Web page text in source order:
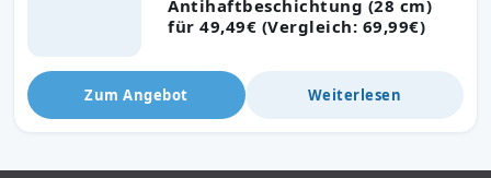
Antihaftbeschichtung (28 cm)
für 49,49€ (Vergleich: 69,99€)
Zum Angebot Weiterlesen